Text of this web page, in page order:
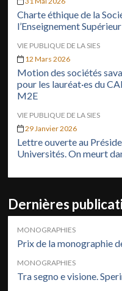
Charte éthique de la
l’Enseignement Supérieur
VIE PUBLIQUE DE LA SIES
12 Mars 2026
Motion des sociétés
pour les lauréat·es du
M2E
VIE PUBLIQUE DE LA SIES
29 Janvier 2026
Lettre ouverte au
Universités. On meurt
Dernières
MONOGRAPHIES
Prix de la monographie
MONOGRAPHIES
Tra segno e visione.